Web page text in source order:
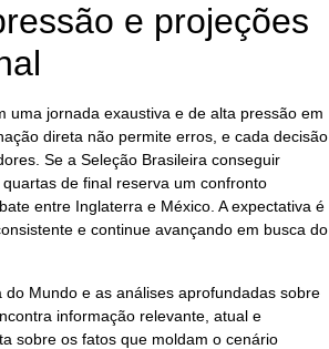
e projeções
uma jornada exaustiva e de alta pressão em
direta não permite erros, e cada decisão
Se a Seleção Brasileira conseguir
de final reserva um confronto
entre Inglaterra e México. A expectativa é
e continue avançando em busca do
Mundo e as análises aprofundadas sobre
informação relevante, atual e
sobre os fatos que moldam o cenário